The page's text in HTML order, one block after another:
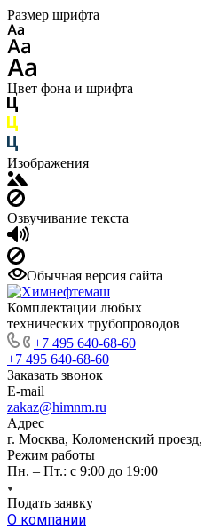
Размер шрифта
Цвет фона и шрифта
Изображения
Озвучивание текста
Обычная версия сайта
Комплектации любых
технических трубопроводов
+7 495 640-68-60
+7 495 640-68-60
Заказать звонок
E-mail
zakaz@himnm.ru
Адрес
г. Москва, Коломенский
Режим работы
Пн. – Пт.: с 9:00 до 19:00
Подать заявку
О компании